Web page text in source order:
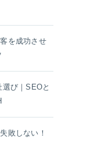
を成功させ
び｜SEOと
敗しない！